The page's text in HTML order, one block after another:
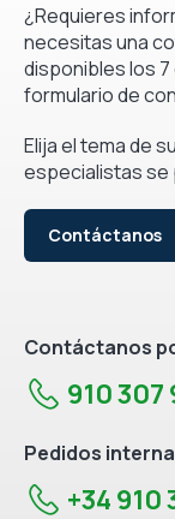
¿Requieres
necesitas una
disponibles los 7
formulario de
Elija el tema de
especialistas se
Contáctanos
Contáctanos
910 307
Pedidos
+34 910